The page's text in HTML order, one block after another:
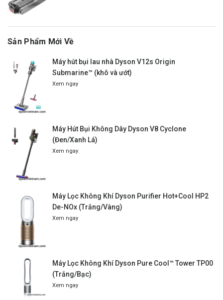
Sản Phẩm Mới Về
Máy hút bụi lau nhà Dyson V12s Origin
Submarine™ (khô và ướt)
Xem ngay
Máy Hút Bụi Không Dây Dyson V8 Cyclone
(Đen/Xanh Lá)
Xem ngay
Máy Lọc Không Khí Dyson Purifier Hot+Cool HP2
De-NOx (Trắng/Vàng)
Xem ngay
Máy Lọc Không Khí Dyson Pure Cool™ Tower TP00
(Trắng/Bạc)
Xem ngay